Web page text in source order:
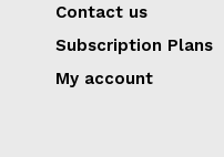
Contact us
Subscription Plans
My account